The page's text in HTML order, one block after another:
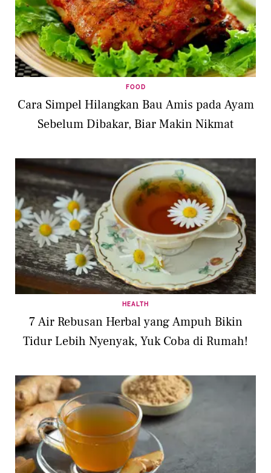
FOOD
Cara Simpel Hilangkan Bau Amis pada Ayam
Sebelum Dibakar, Biar Makin Nikmat
HEALTH
7 Air Rebusan Herbal yang Ampuh Bikin
Tidur Lebih Nyenyak, Yuk Coba di Rumah!